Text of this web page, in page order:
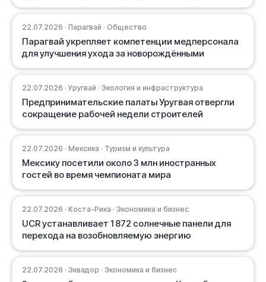
22.07.2026 · Парагвай · Общество
Парагвай укрепляет компетенции медперсонала
для улучшения ухода за новорождёнными
22.07.2026 · Уругвай · Экология и инфраструктура
Предпринимательские палаты Уругвая отвергли
сокращение рабочей недели строителей
22.07.2026 · Мексика · Туризм и культура
Мексику посетили около 3 млн иностранных
гостей во время чемпионата мира
22.07.2026 · Коста-Рика · Экономика и бизнес
UCR устанавливает 1 872 солнечные панели для
перехода на возобновляемую энергию
22.07.2026 · Эквадор · Экономика и бизнес